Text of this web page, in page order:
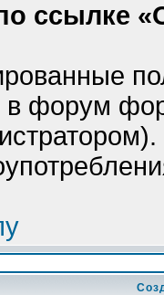
ссылке
в форум